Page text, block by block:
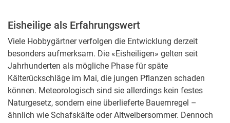
Eisheilige als Erfahrungswert
Viele Hobbygärtner verfolgen die Entwicklung derzeit
besonders aufmerksam. Die «Eisheiligen» gelten seit
Jahrhunderten als mögliche Phase für späte
Kälterückschläge im Mai, die jungen Pflanzen schaden
können. Meteorologisch sind sie allerdings kein festes
Naturgesetz, sondern eine überlieferte Bauernregel –
ähnlich wie Schafskälte oder Altweibersommer. Dennoch